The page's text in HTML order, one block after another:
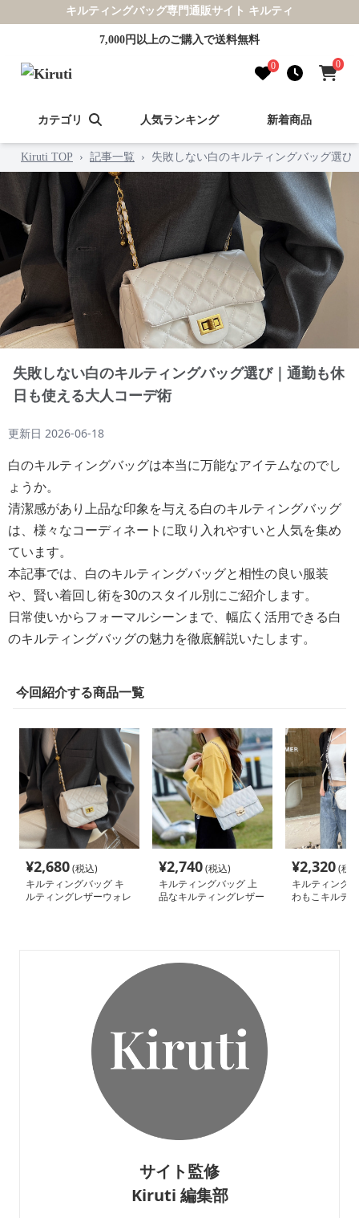
キルティングバッグ専門通販サイト キルティ
7,000円以上のご購入で送料無料
0 0
カテゴリ 人気ランキング 新着商品
Kiruti TOP › 記事一覧 › 失敗しない白のキルティングバッグ選
失敗しない白のキルティングバッグ選び｜通勤も休
日も使える大人コーデ術
更新日 2026-06-18
白のキルティングバッグは本当に万能なアイテムなのでし
ょうか。
清潔感があり上品な印象を与える白のキルティングバッグ
は、様々なコーディネートに取り入れやすいと人気を集め
ています。
本記事では、白のキルティングバッグと相性の良い服装
や、賢い着回し術を30のスタイル別にご紹介します。
日常使いからフォーマルシーンまで、幅広く活用できる白
のキルティングバッグの魅力を徹底解説いたします。
今回紹介する商品一覧
¥2,680(税込)
キルティングバッグ キ
ルティングレザーウォレ
¥2,740(税込)
キルティングバッグ 上
品なキルティングレザー
¥2,320(税
キルティング
わもこキルテ
サイト監修
Kiruti 編集部